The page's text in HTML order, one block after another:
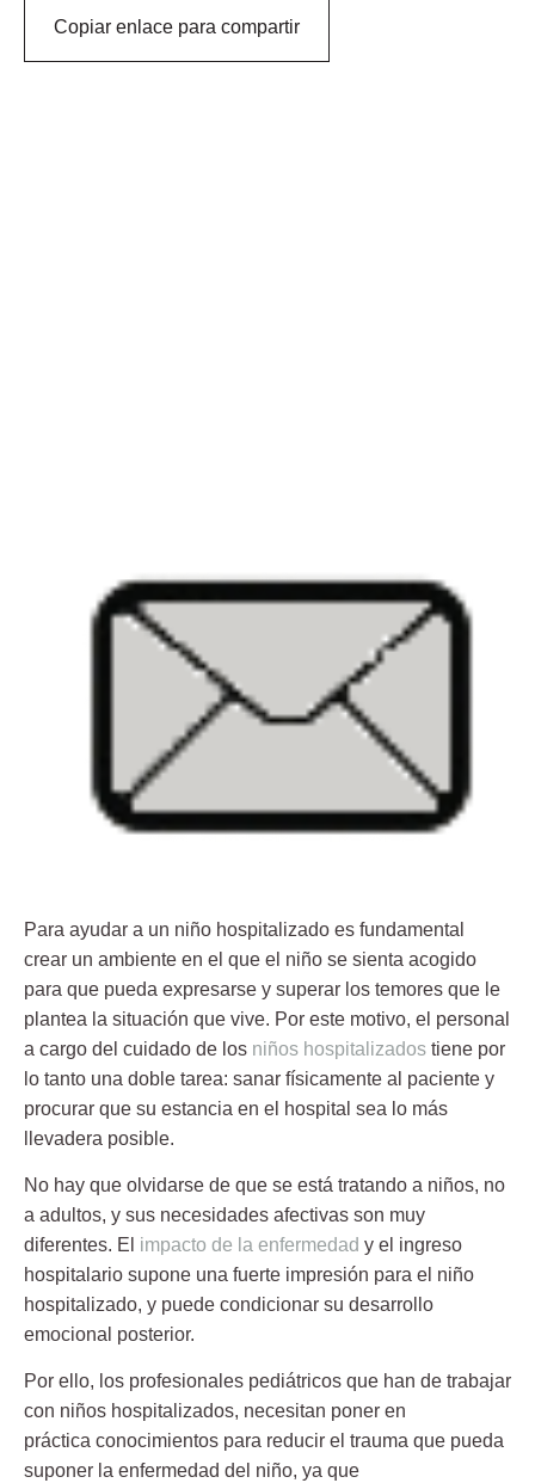
Copiar enlace para compartir
Para ayudar a un niño hospitalizado es fundamental
crear un ambiente en el que el niño se sienta acogido
para que pueda expresarse y superar los temores que le
plantea la situación que vive. Por este motivo, el personal
a cargo del cuidado de los niños hospitalizados tiene por
lo tanto una doble tarea: sanar físicamente al paciente y
procurar que su estancia en el hospital sea lo más
llevadera posible.
No hay que olvidarse de que se está tratando a niños, no
a adultos, y sus necesidades afectivas son muy
diferentes. El impacto de la enfermedad y el ingreso
hospitalario supone una fuerte impresión para el niño
hospitalizado, y puede condicionar su desarrollo
emocional posterior.
Por ello, los profesionales pediátricos que han de trabajar
con niños hospitalizados, necesitan poner en
práctica conocimientos para reducir el trauma que pueda
suponer la enfermedad del niño, ya que